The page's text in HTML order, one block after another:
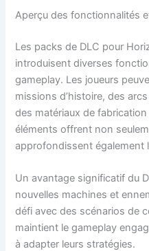
Aperçu des fonctionnalités
Les packs de DLC pour
introduisent diverses
gameplay. Les joueurs
missions d’histoire, des
des matériaux de
éléments offrent non
approfondissent également
Un avantage significatif du
nouvelles machines et
défi avec des scénarios de
maintient le gameplay
à adapter leurs stratégies.